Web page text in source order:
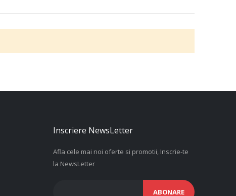
Inscriere NewsLetter
Afla cele mai noi oferte si promotii, Inscrie-te
la NewsLetter
ABONARE